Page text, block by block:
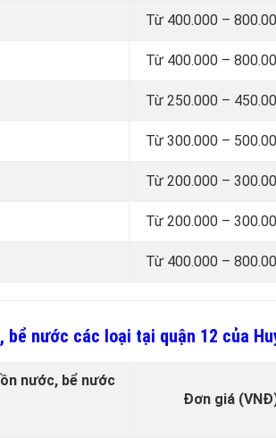
Từ 400.000 –
Từ 400.000 –
Từ 250.000 –
Từ 300.000 –
Từ 200.000 –
Từ 200.000 –
Từ 400.000 –
nước các loại tại quận 12 của
nước, bể nước
Đơn giá